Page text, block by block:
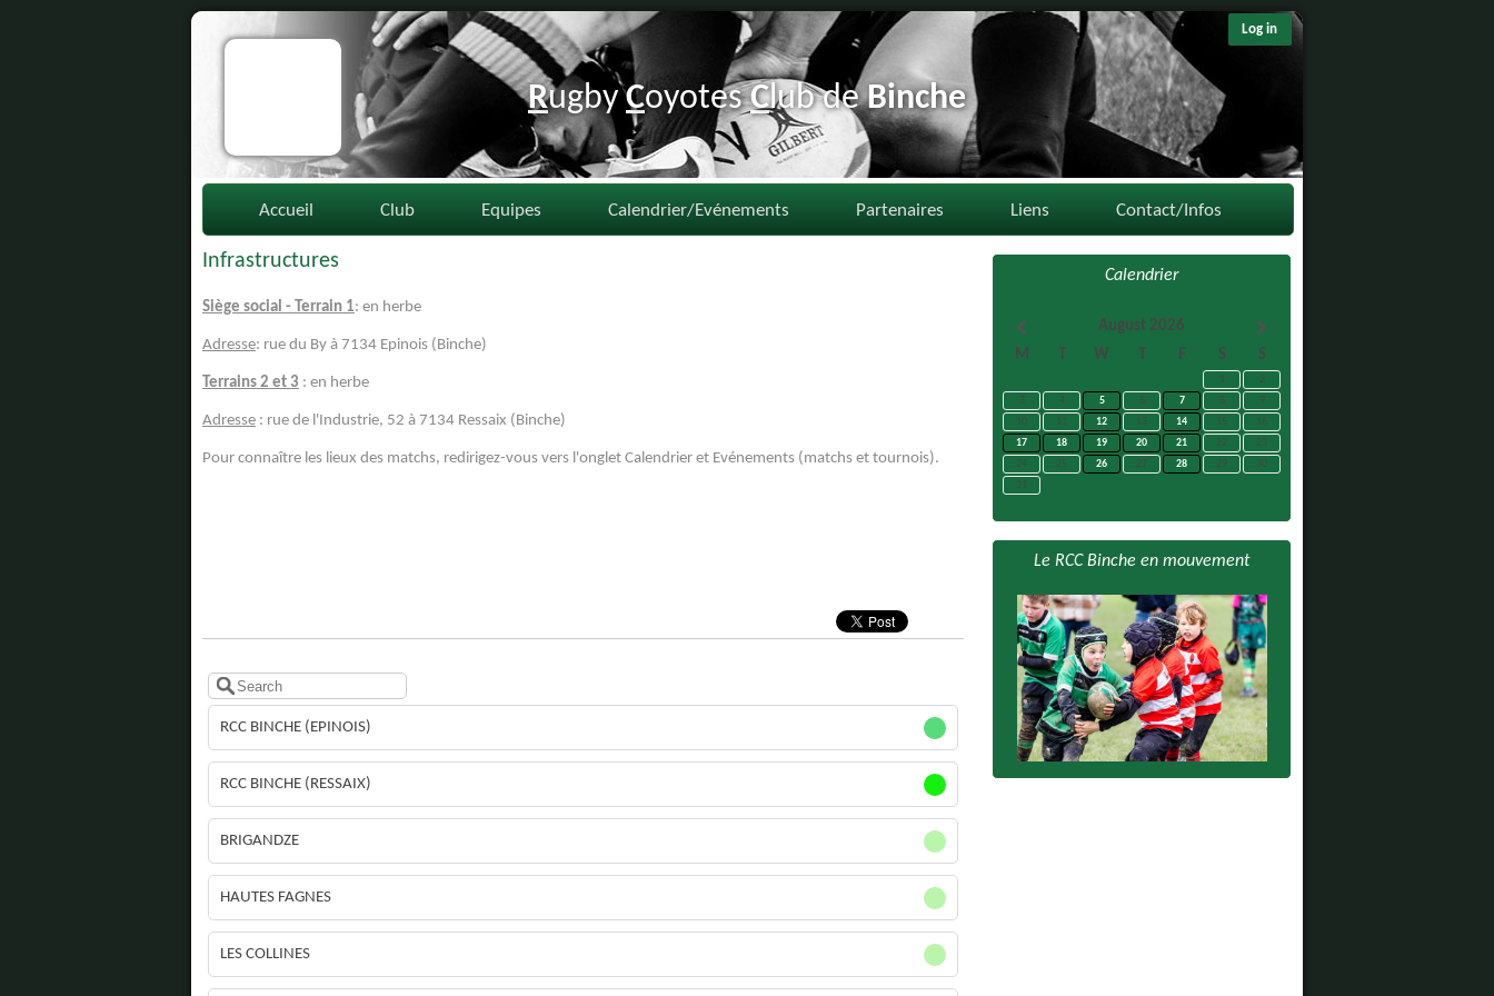
Log in
RugbyCoyotesClub deBinche
Accueil Club Equipes Calendrier/Evénements Partenaires Liens Contact/Infos
Infrastructures
Siège social - Terrain 1: en herbe
Adresse: rue du By à 7134 Epinois (Binche)
Terrains 2 et 3 : en herbe
Adresse : rue de l'Industrie, 52 à 7134 Ressaix (Binche)
Pour connaître les lieux des matchs, redirigez-vous vers l'onglet Calendrier et Evénements (matchs et tournois).
RCC BINCHE (EPINOIS)
RCC BINCHE (RESSAIX)
BRIGANDZE
HAUTES FAGNES
LES COLLINES
Calendrier
August 2026
M
T W T F S S
1
2
3
4 5 6 7 8
9
10
11 12 13 14 15
16
17
18 19 20 21 22
23
24
25 26 27 28 29
30
31
Le RCC Binche en mouvement